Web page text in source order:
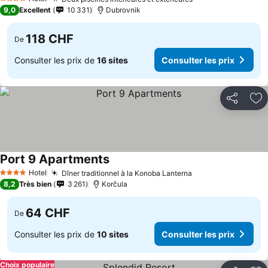
4 Étoiles
9,0 Excellent 10 331 Dubrovnik
De 118 CHF
Consulter les prix de 16 sites Consulter les prix
Partager
4 Étoiles Hotel Dîner traditionnel à la Konoba Lanterna
Port 9 Apartments
8,2 Très bien 3 261 Korčula
De 64 CHF
Consulter les prix de 10 sites Consulter les prix
Choix populaire